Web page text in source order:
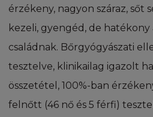
érzékeny, nagyon száraz, sőt
kezeli, gyengéd, de
családnak. Bőrgyógyászati
tesztelve, klinikailag igazolt
összetétel, 100%-ban
felnőtt (46 nő és 5 férfi)
szolgáltatási jegy és más
('Tartalom"") szerzői jog,
tulajdonjog véd. A
mind a L'Oréal
irányított, vagy egy
a L'Oréal-nak
Minden különálló cikket,
más tartalmat, amely a